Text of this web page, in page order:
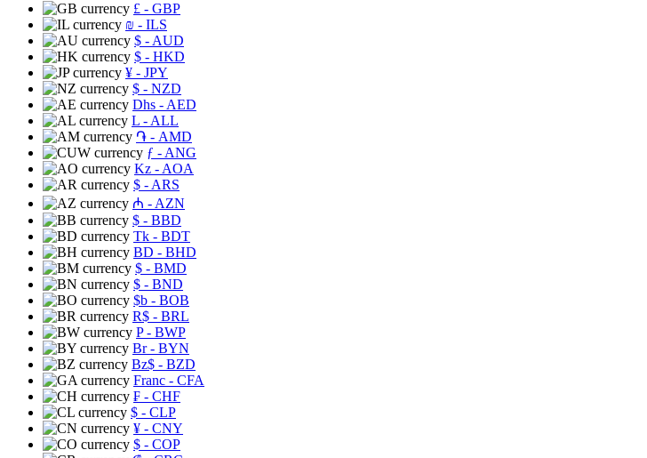
£ - GBP
₪ - ILS
$ - AUD
$ - HKD
¥ - JPY
$ - NZD
Dhs - AED
L - ALL
֏ - AMD
ƒ - ANG
Kz - AOA
$ - ARS
₼ - AZN
$ - BBD
Tk - BDT
BD - BHD
$ - BMD
$ - BND
$b - BOB
R$ - BRL
P- BWP
Br- BYN
Bz$ - BZD
Franc - CFA
₣ - CHF
$ - CLP
¥ - CNY
$ - COP